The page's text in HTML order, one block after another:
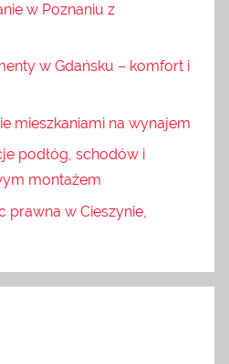
w Poznaniu z
w Gdańsku – komfort i
mieszkaniami na wynajem
podłóg, schodów i
montażem
w Cieszynie,